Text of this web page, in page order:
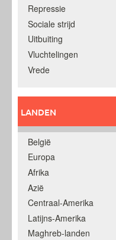
Repressie
Sociale strijd
Uitbuiting
Vluchtelingen
Vrede
LANDEN
België
Europa
Afrika
Azië
Centraal-Amerika
Latijns-Amerika
Maghreb-landen